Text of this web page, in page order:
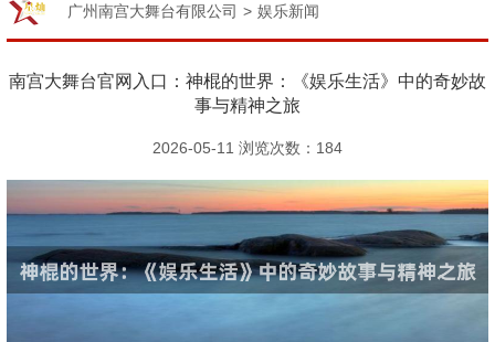
广州南宫大舞台有限公司 > 娱乐新闻
南宫大舞台官网入口：神棍的世界：《娱乐生活》中的奇妙故
事与精神之旅
2026-05-11 浏览次数： 184